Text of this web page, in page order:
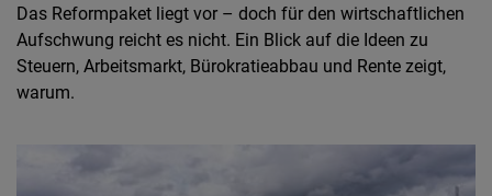
Das Reformpaket liegt vor – doch für den wirtschaftlichen
Aufschwung reicht es nicht. Ein Blick auf die Ideen zu
Steuern, Arbeitsmarkt, Bürokratieabbau und Rente zeigt,
warum.